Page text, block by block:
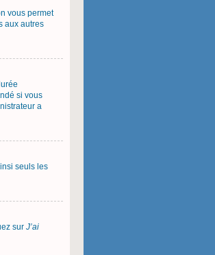
vous permet
aux autres
si vous
a
seuls les
sur J’ai